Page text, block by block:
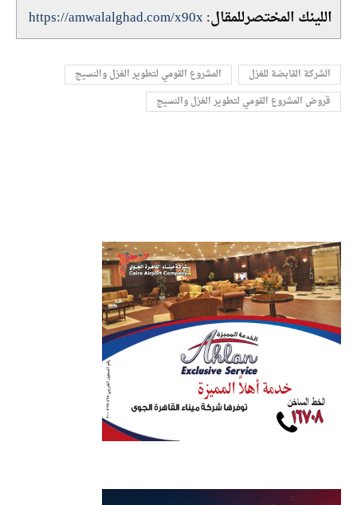
اللينك المختصرللمقال:https://amwalalghad.com/x90x
الشركة القابضة للغزل
المشروع القومي لتطوير الغزل والنسيج
قروض المشروع القومي لتطوير الغزل والنسيج